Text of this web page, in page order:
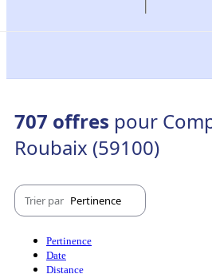
707 offres pour
Roubaix (59100)
Trier par Pertinence
Pertinence
Date
Distance